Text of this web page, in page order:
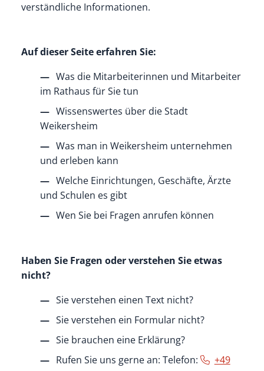
verständliche Informationen.
Auf dieser Seite erfahren Sie:
Was die Mitarbeiterinnen und Mitarbeiter
im Rathaus für Sie tun
Wissenswertes über die Stadt
Weikersheim
Was man in Weikersheim unternehmen
und erleben kann
Welche Einrichtungen, Geschäfte, Ärzte
und Schulen es gibt
Wen Sie bei Fragen anrufen können
Haben Sie Fragen oder verstehen Sie etwas
nicht?
Sie verstehen einen Text nicht?
Sie verstehen ein Formular nicht?
Sie brauchen eine Erklärung?
Rufen Sie uns gerne an: Telefon:
+49